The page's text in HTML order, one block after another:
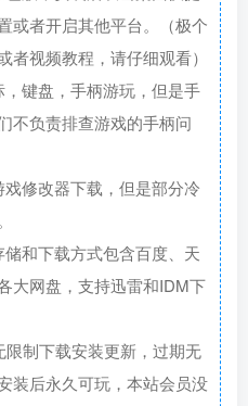
或者开启其他平台。（极个
者视频教程，请仔细观看）
键盘，手柄游玩，但是手
不负责排查游戏的手柄问
修改器下载，但是部分冷
和下载方式包含百度、天
大网盘，支持迅雷和IDM下
制下载安装更新，过期无
装后永久可玩，本站会员没